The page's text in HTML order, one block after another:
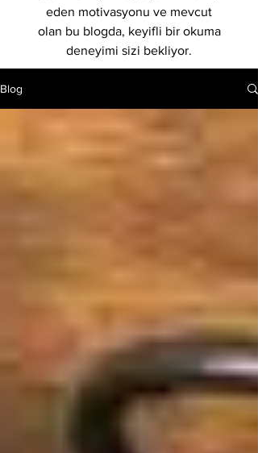
eden motivasyonu ve mevcut
olan bu blogda, keyifli bir okuma
deneyimi sizi bekliyor.
Blog